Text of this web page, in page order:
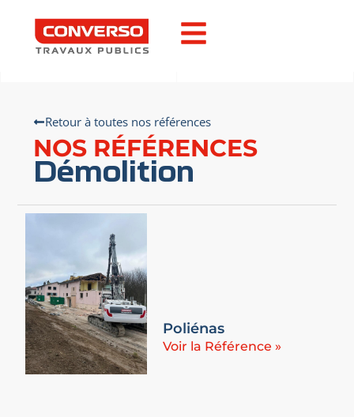
Retour à toutes nos références
NOS RÉFÉRENCES
Démolition
Poliénas
Voir la Référence »